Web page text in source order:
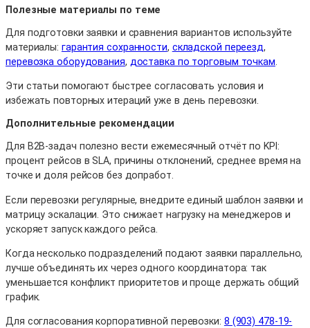
Полезные материалы по теме
Для подготовки заявки и сравнения вариантов используйте
материалы: гарантия сохранности, складской переезд,
перевозка оборудования, доставка по торговым точкам
Эти статьи помогают быстрее согласовать условия и
избежать повторных итераций уже в день перевозки.
Дополнительные рекомендации
Для B2B-задач полезно вести ежемесячный отчёт по KPI:
процент рейсов в SLA, причины отклонений, среднее время на
точке и доля рейсов без допработ.
Если перевозки регулярные, внедрите единый шаблон заявки и
матрицу эскалации. Это снижает нагрузку на менеджеров и
ускоряет запуск каждого рейса.
Когда несколько подразделений подают заявки параллельно,
лучше объединять их через одного координатора: так
уменьшается конфликт приоритетов и проще держать общий
график.
Для согласования корпоративной перевозки: 8 (903) 478-19-